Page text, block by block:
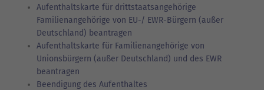
Aufenthaltskarte für drittstaatsangehörige
Familienangehörige von EU-/ EWR-Bürgern (außer
Deutschland) beantragen
Aufenthaltskarte für Familienangehörige von
Unionsbürgern (außer Deutschland) und des EWR
beantragen
Beendigung des Aufenthaltes